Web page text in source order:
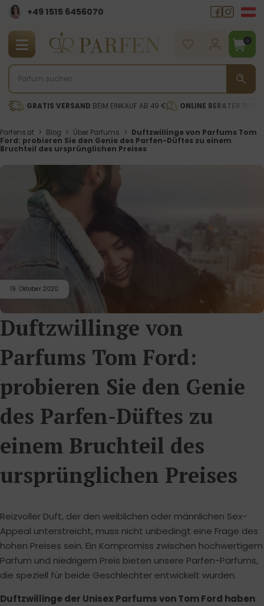
+49 1515 6456070
0
GRATIS VERSAND BEIM EINKAUF AB 49 € ONLINE BERATER
Parfens.at > Blog > Über Parfums > Duftzwillinge von Parfums Tom
Ford: probieren Sie den Genie des Parfen-Düftes zu einem
Bruchteil des ursprünglichen Preises
19. Oktober 2020
Duftzwillinge von
Parfums Tom Ford:
probieren Sie den Genie
des Parfen-Düftes zu
einem Bruchteil des
ursprünglichen Preises
Reizvoller Duft, der den weiblichen oder männlichen Sex-
Appeal unterstreicht, muss nicht unbedingt eine Frage des
hohen Preises sein. Ein Kompromiss zwischen hochwertigem
Parfum und niedrigem Preis bieten unsere Parfen-Parfums,
die speziell für beide Geschlechter entwickelt wurden.
Duftzwillinge der Unisex Parfums von Tom Ford haben